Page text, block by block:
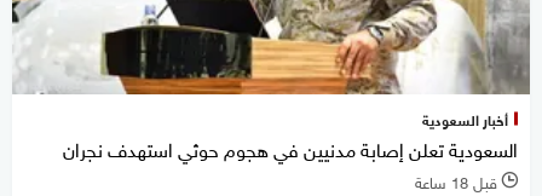
أخبار السعودية
السعودية تعلن إصابة مدنيين في هجوم حوثي استهدف نجران
l قبل 18 ساعة